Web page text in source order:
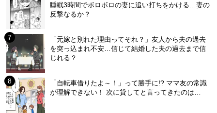
睡眠3時間でボロボロの妻に追い打ちをかける…妻の
反撃なるか？
「元嫁と別れた理由ってそれ？」友人から夫の過去
を突っ込まれ不安…信じて結婚した夫の過去まで信
じれる？
「自転車借りたよ～！」って勝手に!? ママ友の常識
が理解できない！ 次に貸してと言ってきたのは…